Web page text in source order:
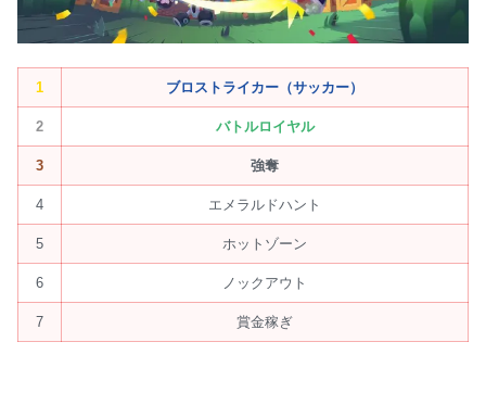
1 ブロストライカー（サッカー）
2 バトルロイヤル
3 強奪
4 エメラルドハント
5 ホットゾーン
6 ノックアウト
7 賞金稼ぎ